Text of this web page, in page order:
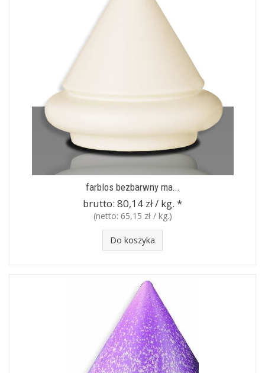
farblos bezbarwny ma...
brutto: 80,14 zł / kg. *
(netto: 65,15 zł / kg.)
Do koszyka